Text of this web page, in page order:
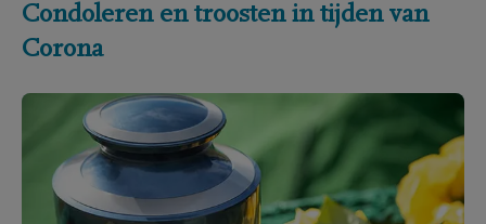
Condoleren en troosten in tijden van
Corona